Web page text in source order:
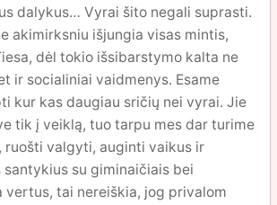
dalykus… Vyrai šito negali suprasti.
akimirksniu išjungia visas mintis,
dėl tokio išsibarstymo kalta ne
ir socialiniai vaidmenys. Esame
kur kas daugiau sričių nei vyrai. Jie
tik į veiklą, tuo tarpu mes dar turime
ruošti valgyti, auginti vaikus ir
su giminaičiais bei
vertus, tai nereiškia, jog privalom